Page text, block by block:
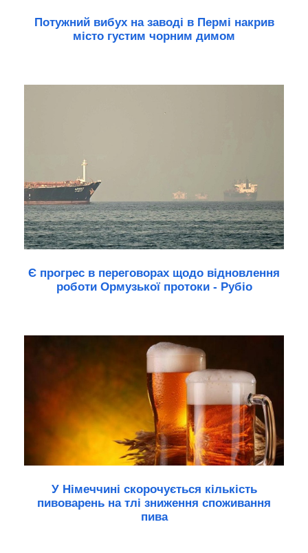
Потужний вибух на заводі в Пермі накрив
місто густим чорним димом
Є прогрес в переговорах щодо відновлення
роботи Ормузької протоки - Рубіо
У Німеччині скорочується кількість
пивоварень на тлі зниження споживання
пива